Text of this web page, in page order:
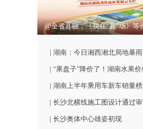
@全省县融，《我在“县”场》等
| 湖南：今日湘西湘北局地暴雨
| “果盘子”降价了！湖南水果
| 湖南上半年乘用车新车销量
| 长沙北横线施工图设计通过
| 长沙奥体中心雄姿初现